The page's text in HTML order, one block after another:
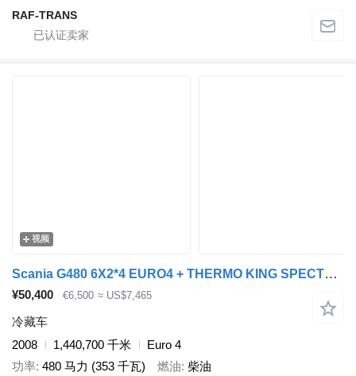
RAF-TRANS
视频
Scania G480 6X2*4 EURO4 + THERMO KING SPECTRUM + RETARDER
¥50,400 €6,500 ≈ US$7,465
冷藏车
2008
1,440,700 千米
Euro 4
功率 480 马力 (353 千瓦) 燃油 柴油